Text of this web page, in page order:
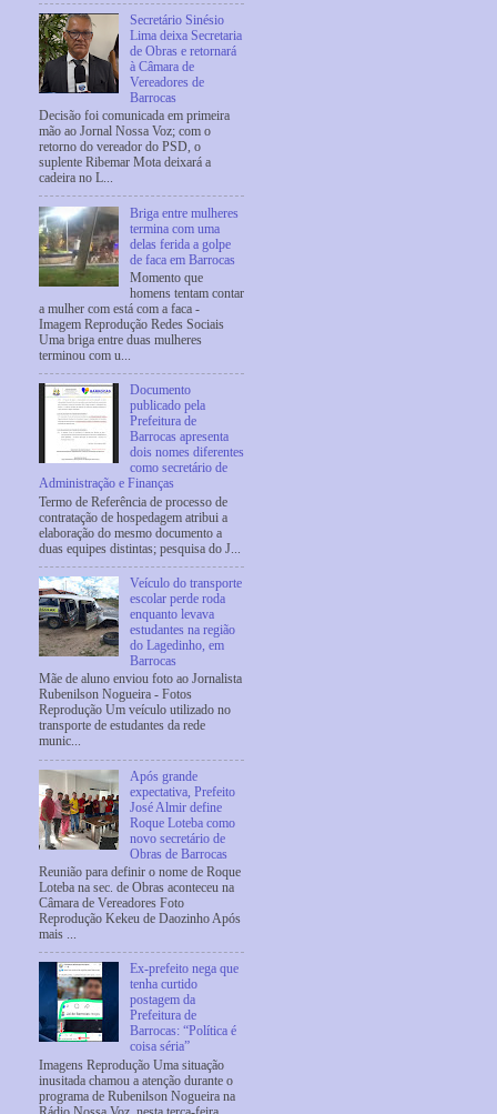
Secretário Sinésio
Lima deixa Secretaria
de Obras e retornará
à Câmara de
Vereadores de
Barrocas
Decisão foi comunicada em primeira
mão ao Jornal Nossa Voz; com o
retorno do vereador do PSD, o
suplente Ribemar Mota deixará a
cadeira no L...
Briga entre mulheres
termina com uma
delas ferida a golpe
de faca em Barrocas
Momento que
homens tentam contar
a mulher com está com a faca -
Imagem Reprodução Redes Sociais
Uma briga entre duas mulheres
terminou com u...
Documento
publicado pela
Prefeitura de
Barrocas apresenta
dois nomes diferentes
como secretário de
Administração e Finanças
Termo de Referência de processo de
contratação de hospedagem atribui a
elaboração do mesmo documento a
duas equipes distintas; pesquisa do J...
Veículo do transporte
escolar perde roda
enquanto levava
estudantes na região
do Lagedinho, em
Barrocas
Mãe de aluno enviou foto ao Jornalista
Rubenilson Nogueira - Fotos
Reprodução Um veículo utilizado no
transporte de estudantes da rede
munic...
Após grande
expectativa, Prefeito
José Almir define
Roque Loteba como
novo secretário de
Obras de Barrocas
Reunião para definir o nome de Roque
Loteba na sec. de Obras aconteceu na
Câmara de Vereadores Foto
Reprodução Kekeu de Daozinho Após
mais ...
Ex-prefeito nega que
tenha curtido
postagem da
Prefeitura de
Barrocas: “Política é
coisa séria”
Imagens Reprodução Uma situação
inusitada chamou a atenção durante o
programa de Rubenilson Nogueira na